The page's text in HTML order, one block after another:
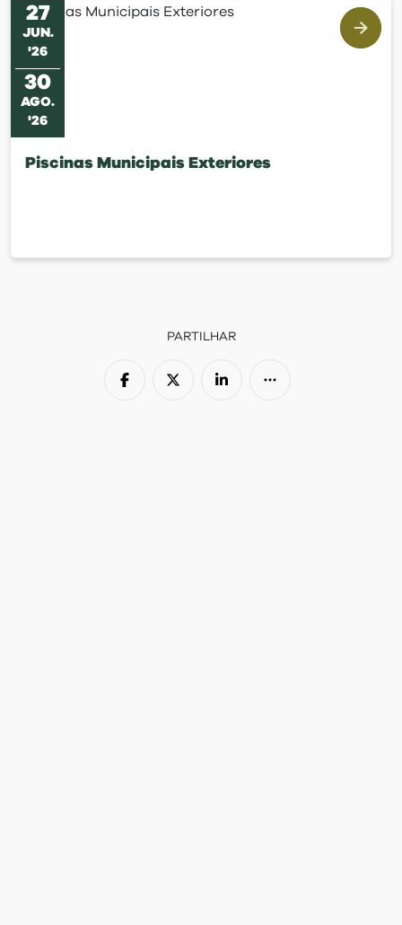
27
JUN .
'26
30
AGO.
'26
Piscinas Municipais Exteriores
PARTILHAR